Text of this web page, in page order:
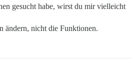
gesucht habe, wirst du mir vielleicht
ändern, nicht die Funktionen.